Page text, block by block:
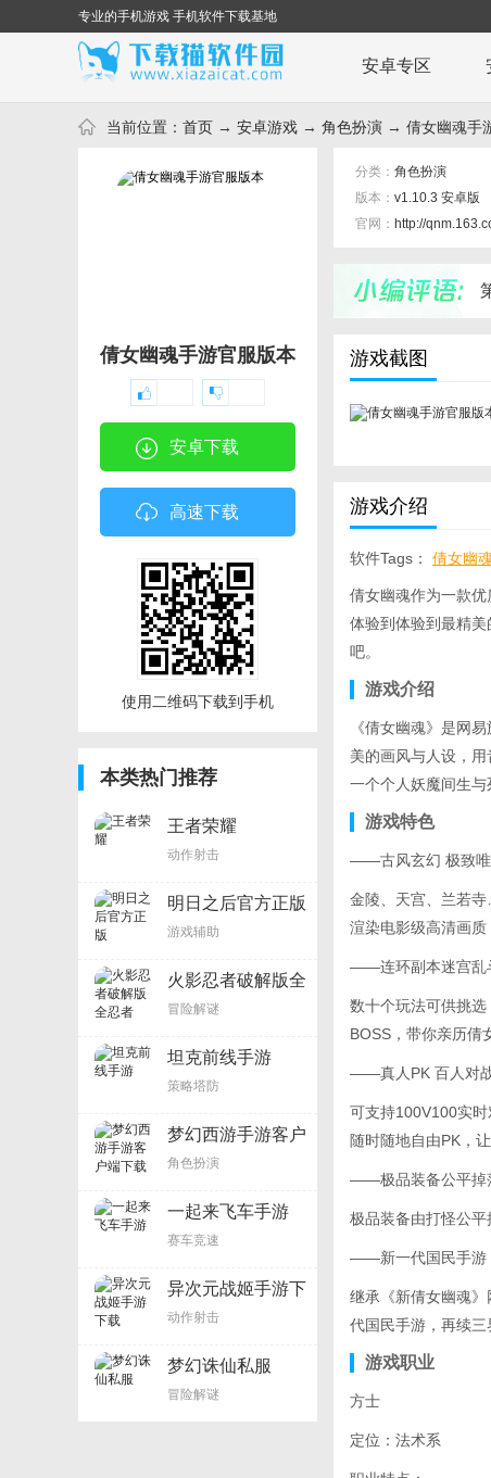
专业的手机游戏 手机软件下载基地
安卓专区
当前位置： 首页 → 安卓游戏 → 角色扮演 → 倩女幽魂手
倩女幽魂手游官服版本
安卓下载
高速下载
使用二维码下载到手机
本类热门推荐
王者荣耀
动作射击
明日之后官方正版
游戏辅助
火影忍者破解版全
忍者
冒险解谜
坦克前线手游
策略塔防
梦幻西游手游客户
端下载
角色扮演
一起来飞车手游
赛车竞速
异次元战姬手游下
载
动作射击
梦幻诛仙私服
冒险解谜
分类： 角色扮演
版本： v1.10.3 安卓版
官网： http://
游戏截图
游戏介绍
软件Tags： 倩女幽
电影改编手游
安卓
倩女幽魂作为一款
体验到体验到最精
吧。
游戏介绍
《倩女幽魂》是网
美的画风与人设，
一个个人妖魔间生与
游戏特色
——古风玄幻 极致
金陵、天宫、兰若
渲染电影级高清画质
——连环副本迷宫乱
数十个玩法可供挑
BOSS，带你亲历倩
——真人PK 百人对
可支持100V100实
随时随地自由PK，
——极品装备公平掉
极品装备由打怪公平
——新一代国民手游
继承《新倩女幽魂
代国民手游，再续三
游戏职业
方士
定位：法术系